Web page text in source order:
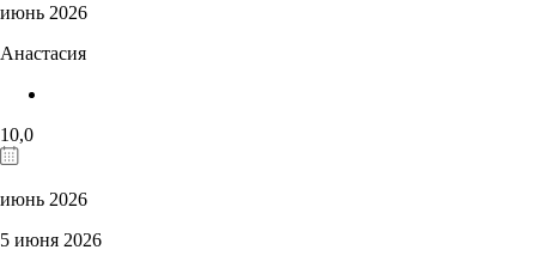
июнь 2026
Анастасия
10,0
июнь 2026
5 июня 2026